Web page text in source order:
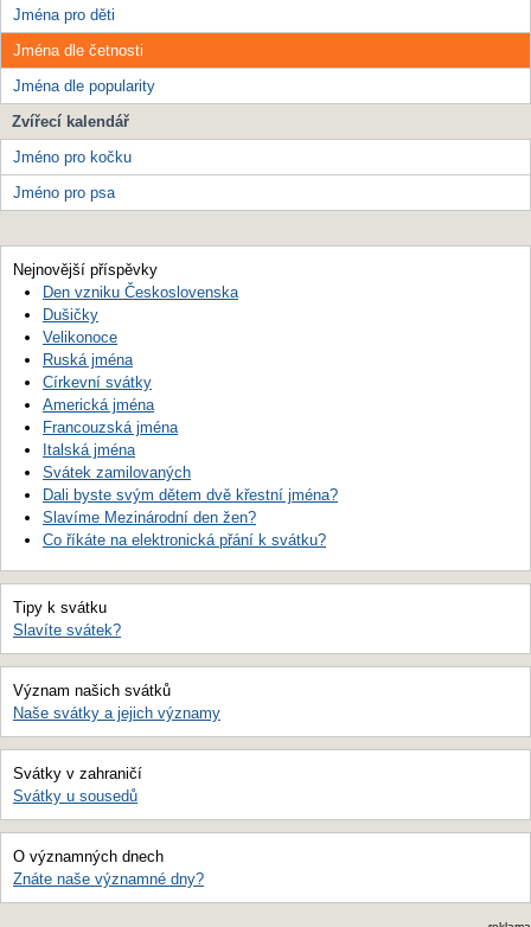
Jména pro děti
Jména dle četnosti
Jména dle popularity
Zvířecí kalendář
Jméno pro kočku
Jméno pro psa
Nejnovější příspěvky
Den vzniku Československa
Dušičky
Velikonoce
Ruská jména
Církevní svátky
Americká jména
Francouzská jména
Italská jména
Svátek zamilovaných
Dali byste svým dětem dvě křestní jména?
Slavíme Mezinárodní den žen?
Co říkáte na elektronická přání k svátku?
Tipy k svátku
Slavíte svátek?
Význam našich svátků
Naše svátky a jejich významy
Svátky v zahraničí
Svátky u sousedů
O významných dnech
Znáte naše významné dny?